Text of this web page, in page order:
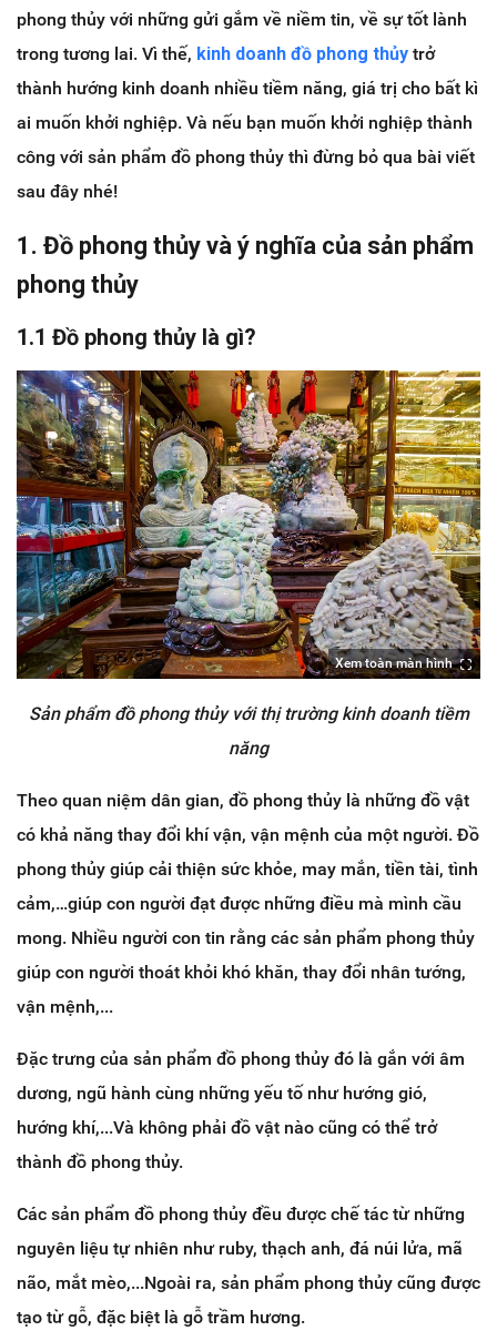
phong thủy với những gửi gắm về niềm tin, về sự tốt lành
trong tương lai. Vì thế, kinh doanh đồ phong thủy trở
thành hướng kinh doanh nhiều tiềm năng, giá trị cho bất kì
ai muốn khởi nghiệp. Và nếu bạn muốn khởi nghiệp thành
công với sản phẩm đồ phong thủy thì đừng bỏ qua bài viết
sau đây nhé!
1. Đồ phong thủy và ý nghĩa của sản phẩm
phong thủy
1.1 Đồ phong thủy là gì?
Xem toàn màn hình
Sản phẩm đồ phong thủy với thị trường kinh doanh tiềm
năng
Theo quan niệm dân gian, đồ phong thủy là những đồ vật
có khả năng thay đổi khí vận, vận mệnh của một người. Đồ
phong thủy giúp cải thiện sức khỏe, may mắn, tiền tài, tình
cảm,…giúp con người đạt được những điều mà mình cầu
mong. Nhiều người con tin rằng các sản phẩm phong thủy
giúp con người thoát khỏi khó khăn, thay đổi nhân tướng,
vận mệnh,...
Đặc trưng của sản phẩm đồ phong thủy đó là gắn với âm
dương, ngũ hành cùng những yếu tố như hướng gió,
hướng khí,...Và không phải đồ vật nào cũng có thể trở
thành đồ phong thủy.
Các sản phẩm đồ phong thủy đều được chế tác từ những
nguyên liệu tự nhiên như ruby, thạch anh, đá núi lửa, mã
não, mắt mèo,...Ngoài ra, sản phẩm phong thủy cũng được
tạo từ gỗ, đặc biệt là gỗ trầm hương.